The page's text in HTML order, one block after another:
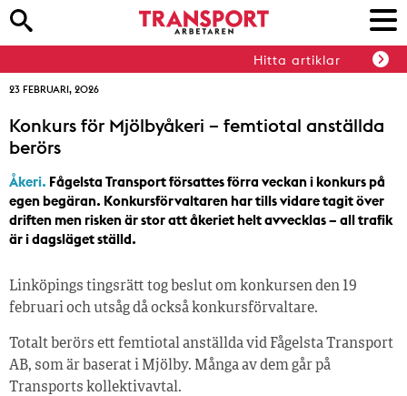
Hitta artiklar
23 FEBRUARI, 2026
Konkurs för Mjölbyåkeri – femtiotal anställda
berörs
Åkeri. Fågelsta Transport försattes förra veckan i konkurs på
egen begäran. Konkursförvaltaren har tills vidare tagit över
driften men risken är stor att åkeriet helt avvecklas – all trafik
är i dagsläget ställd.
Linköpings tingsrätt tog beslut om konkursen den 19
februari och utsåg då också konkursförvaltare.
Totalt berörs ett femtiotal anställda vid Fågelsta Transport
AB, som är baserat i Mjölby. Många av dem går på
Transports kollektivavtal.